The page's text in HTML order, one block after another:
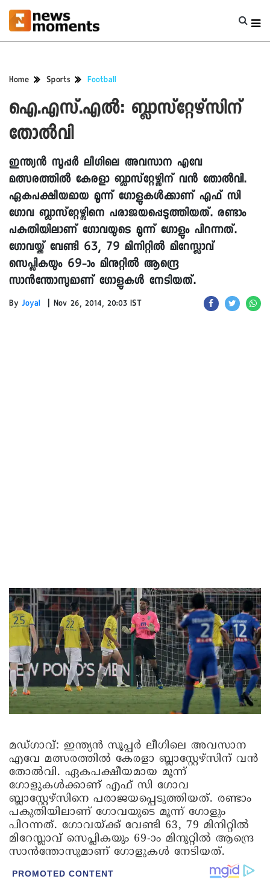
Home Sports Football
ഐ.എസ്.എൽ: ബ്ലാസ്റ്റേഴ്‌സിന്
തോൽവി
ഇന്ത്യൻ സൂപ്പർ ലീഗിലെ അവസാന എവേ
മത്സരത്തിൽ കേരളാ ബ്ലാസ്റ്റേഴ്സിന് വൻ തോൽവി.
ഏകപക്ഷീയമായ മൂന്ന് ഗോളുകൾക്കാണ് എഫ് സി
ഗോവ ബ്ലാസ്റ്റേഴ്സിനെ പരാജയപ്പെടുത്തിയത്. രണ്ടാം
പകുതിയിലാണ് ഗോവയുടെ മൂന്ന് ഗോളും പിറന്നത്.
ഗോവയ്ക്ക് വേണ്ടി 63, 79 മിനിറ്റിൽ മിറേസ്ലാവ്
സെപ്ലികയും 69-ാം മിനുറ്റിൽ ആന്ദ്രെ
സാൻന്തോസുമാണ് ഗോളുകൾ നേടിയത്.
By Joyal | Nov 26, 2014, 20:03 IST
മഡ്ഗാവ്: ഇന്ത്യൻ സൂപ്പർ ലീഗിലെ അവസാന
എവേ മത്സരത്തിൽ കേരളാ ബ്ലാസ്റ്റേഴ്‌സിന് വൻ
തോൽവി. ഏകപക്ഷീയമായ മൂന്ന്
ഗോളുകൾക്കാണ് എഫ് സി ഗോവ
ബ്ലാസ്റ്റേഴ്‌സിനെ പരാജയപ്പെടുത്തിയത്. രണ്ടാം
പകുതിയിലാണ് ഗോവയുടെ മൂന്ന് ഗോളും
പിറന്നത്. ഗോവയ്ക്ക് വേണ്ടി 63, 79 മിനിറ്റിൽ
മിറേസ്ലാവ് സെപ്ലികയും 69-ാം മിനുറ്റിൽ ആന്ദ്രെ
സാൻന്തോസുമാണ് ഗോളുകൾ നേടിയത്.